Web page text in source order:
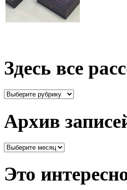
Здесь все
Здесь
Архив
Архив
месяцам
Это